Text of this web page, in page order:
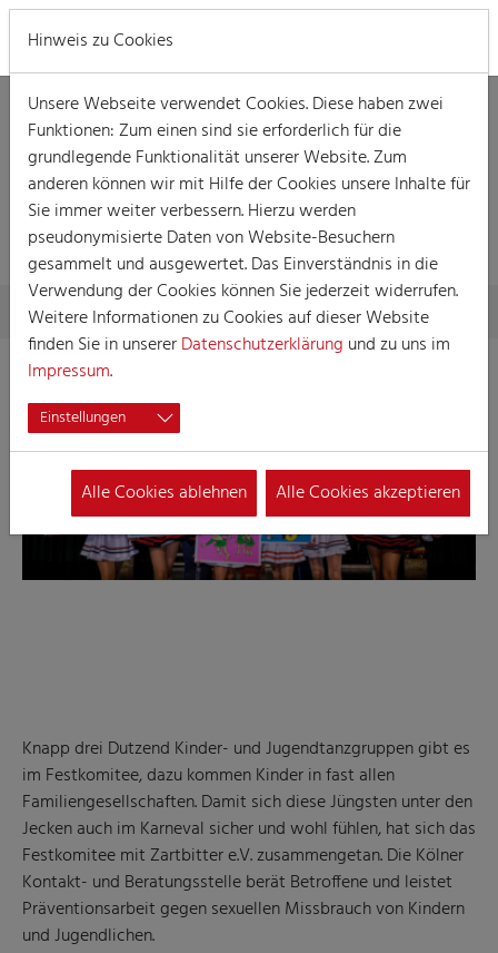
PÄNZRECHTE
Skip to main content
You are here:
Home Festkomitee Pänzrechte
Knapp drei Dutzend Kinder- und Jugendtanzgruppen gibt es
im Festkomitee, dazu kommen Kinder in fast allen
Familiengesellschaften. Damit sich diese Jüngsten unter den
Jecken auch im Karneval sicher und wohl fühlen, hat sich das
Festkomitee mit Zartbitter e.V. zusammengetan. Die Kölner
Kontakt- und Beratungsstelle berät Betroffene und leistet
Präventionsarbeit gegen sexuellen Missbrauch von Kindern
und Jugendlichen.
Hinweis zu Cookies
Unsere Webseite verwendet Cookies. Diese haben zwei
Funktionen: Zum einen sind sie erforderlich für die
grundlegende Funktionalität unserer Website. Zum
anderen können wir mit Hilfe der Cookies unsere Inhalte für
Sie immer weiter verbessern. Hierzu werden
pseudonymisierte Daten von Website-Besuchern
gesammelt und ausgewertet. Das Einverständnis in die
Verwendung der Cookies können Sie jederzeit widerrufen.
Weitere Informationen zu Cookies auf dieser Website
finden Sie in unsererDatenschutzerklärung und zu uns im
Impressum.
Einstellungen
Alle Cookies ablehnen Alle Cookies akzeptieren